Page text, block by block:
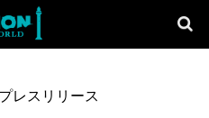
プレスリリース